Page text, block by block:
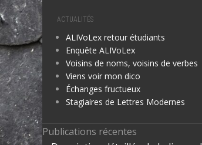
ACTUALITÉS
ALIVoLex retour étudiants
Enquête ALIVoLex
Voisins de noms, voisins de verbes
Viens voir mon dico
Échanges fructueux
Stagiaires de Lettres Modernes
Publications récentes